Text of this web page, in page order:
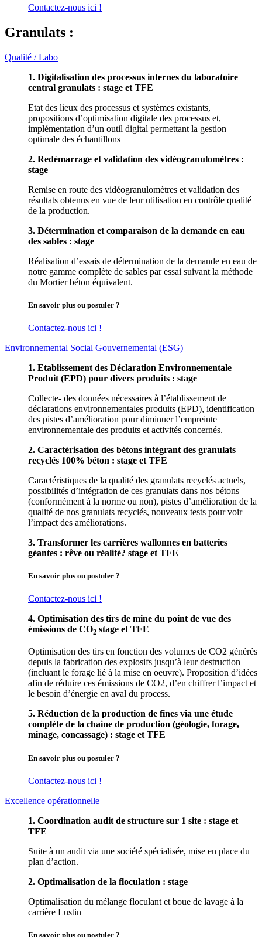
Contactez-nous ici !
Granulats :
Qualité / Labo
1. Digitalisation des processus internes du laboratoire
central granulats : stage et TFE
Etat des lieux des processus et systèmes existants,
propositions d’optimisation digitale des processus et,
implémentation d’un outil digital permettant la gestion
optimale des échantillons
2. Redémarrage et validation des vidéogranulomètres :
stage
Remise en route des vidéogranulomètres et validation des
résultats obtenus en vue de leur utilisation en contrôle qualité
de la production.
3. Détermination et comparaison de la demande en eau
des sables : stage
Réalisation d’essais de détermination de la demande en eau de
notre gamme complète de sables par essai suivant la méthode
du Mortier béton équivalent.
En savoir plus ou postuler ?
Contactez-nous ici !
Environnemental Social Gouvernemental (ESG)
1. Etablissement des Déclaration Environnementale
Produit (EPD) pour divers produits : stage
Collecte- des données nécessaires à l’établissement de
déclarations environnementales produits (EPD), identification
des pistes d’amélioration pour diminuer l’empreinte
environnementale des produits et activités concernés.
2. Caractérisation des bétons intégrant des granulats
recyclés 100% béton : stage et TFE
Caractéristiques de la qualité des granulats recyclés actuels,
possibilités d’intégration de ces granulats dans nos bétons
(conformément à la norme ou non), pistes d’amélioration de la
qualité de nos granulats recyclés, nouveaux tests pour voir
l’impact des améliorations.
3. Transformer les carrières wallonnes en batteries
géantes : rêve ou réalité? stage et TFE
En savoir plus ou postuler ?
Contactez-nous ici !
4. Optimisation des tirs de mine du point de vue des
émissions de CO2 stage et TFE
Optimisation des tirs en fonction des volumes de CO2 générés
depuis la fabrication des explosifs jusqu’à leur destruction
(incluant le forage lié à la mise en oeuvre). Proposition d’idées
afin de réduire ces émissions de CO2, d’en chiffrer l’impact et
le besoin d’énergie en aval du process.
5. Réduction de la production de fines via une étude
complète de la chaine de production (géologie, forage,
minage, concassage) : stage et TFE
En savoir plus ou postuler ?
Contactez-nous ici !
Excellence opérationnelle
1. Coordination audit de structure sur 1 site : stage et
TFE
Suite à un audit via une société spécialisée, mise en place du
plan d’action.
2. Optimalisation de la floculation : stage
Optimalisation du mélange floculant et boue de lavage à la
carrière Lustin
En savoir plus ou postuler ?